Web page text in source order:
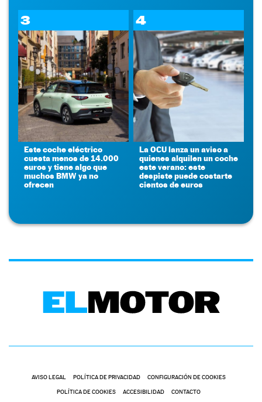
3
Este coche eléctrico
cuesta menos de 14.000
euros y tiene algo que
muchos BMW ya no
ofrecen
4
La OCU lanza un aviso a
quienes alquilen un coche
este verano: este
despiste puede costarte
cientos de euros
AVISO LEGAL POLÍTICA DE PRIVACIDAD CONFIGURACIÓN DE COOKIES
POLÍTICA DE COOKIES ACCESIBILIDAD CONTACTO